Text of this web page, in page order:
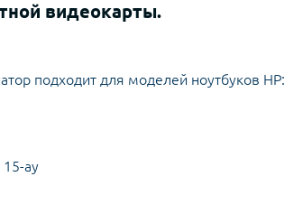
видеокарты.
подходит для моделей ноутбуков HP:
15-ay